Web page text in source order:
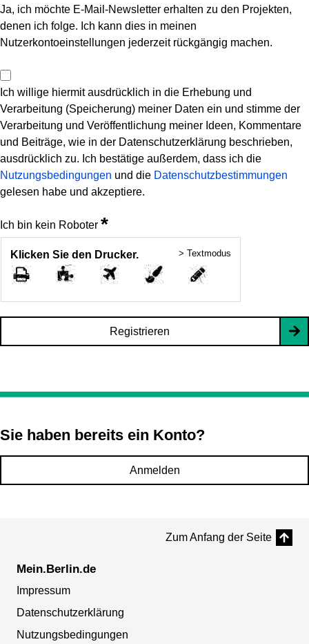
Ja, ich möchte E-Mail-Newsletter erhalten zu den Projekten,
denen ich folge. Ich kann dies in meinen
Nutzerkontoeinstellungen jederzeit rückgängig machen.
Ich willige hiermit ausdrücklich in die Erhebung und
Verarbeitung (Speicherung) meiner Daten ein und stimme der
Verarbeitung und Veröffentlichung meiner Ideen, Kommentare
und Beiträge, wie in der Datenschutzerklärung beschrieben,
ausdrücklich zu. Ich bestätige außerdem, dass ich die
Nutzungsbedingungen und die Datenschutzbestimmungen
gelesen habe und akzeptiere.
Ich bin kein Roboter *
Klicken Sie den Drucker. > Textmodus
Registrieren
Sie haben bereits ein Konto?
Anmelden
Zum Anfang der Seite
Mein.Berlin.de
Impressum
Datenschutzerklärung
Nutzungsbedingungen